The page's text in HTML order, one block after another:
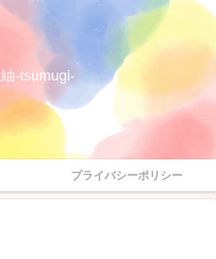
紬-tsumugi-
プライバシーポリシー